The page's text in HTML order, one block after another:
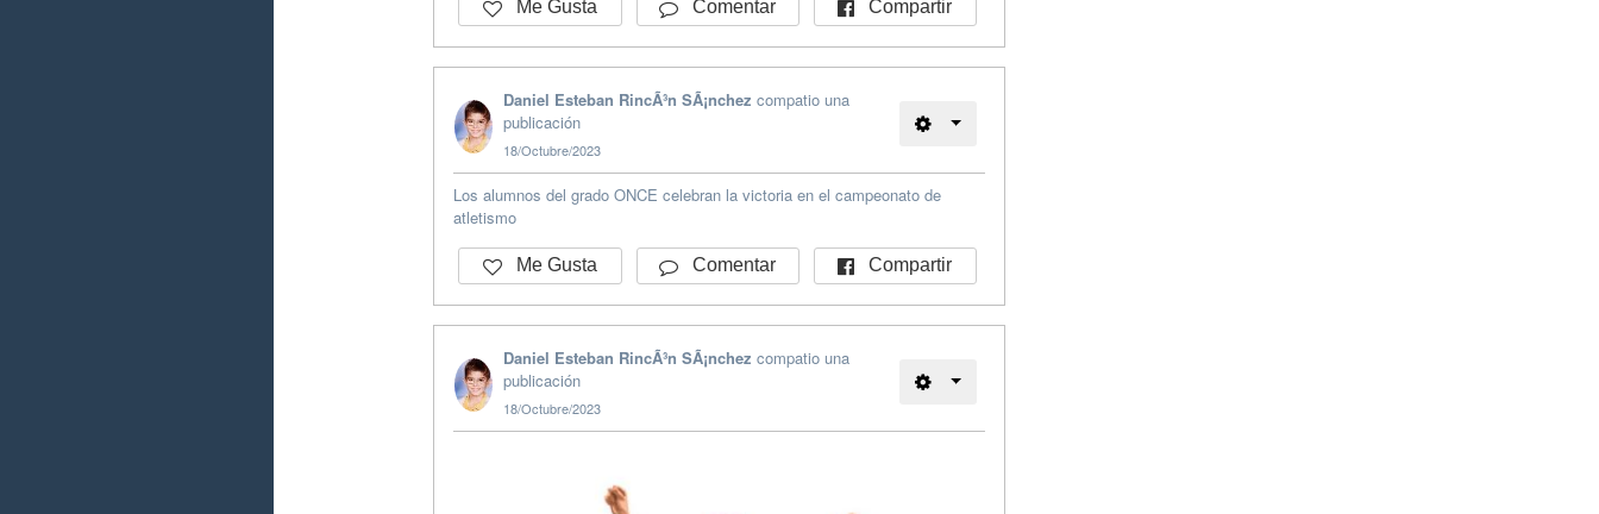
Me Gusta Comentar Compartir
Daniel Esteban RincÃ³n SÃ¡nchez compatio una
publicación
18/Octubre/2023
Los alumnos del grado ONCE celebran la victoria en el campeonato de
atletismo
Me Gusta Comentar Compartir
Daniel Esteban RincÃ³n SÃ¡nchez compatio una
publicación
18/Octubre/2023